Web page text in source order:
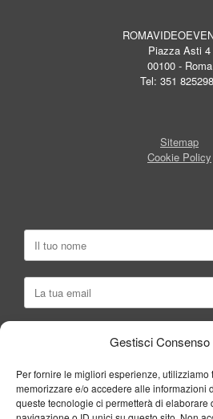
Gestisci Consenso
Per fornire le migliori esperienze,
memorizzare e/o accedere alle informazioni
queste tecnologie ci permetterà di elaborare
Piazza Asti 4
00100 - Roma
Tel: 351
Sitemap
Cookie Policy